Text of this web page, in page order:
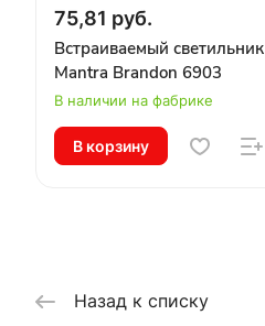
75,81 руб.
Встраиваемый светильник
Mantra Brandon 6903
В наличии на фабрике
В корзину
Назад к списку